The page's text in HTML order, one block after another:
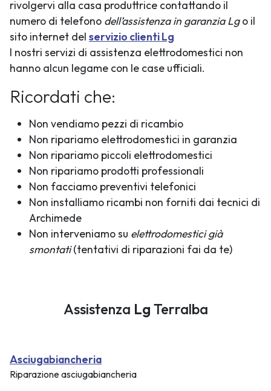
rivolgervi alla casa produttrice contattando il
numero di telefono dell’assistenza in garanzia Lgo il
sito internet del servizio clienti Lg
I nostri servizi di assistenza elettrodomestici non
hanno alcun legame con le case ufficiali.
Ricordati che:
Non vendiamo pezzi di ricambio
Non ripariamo elettrodomestici in garanzia
Non ripariamo piccoli elettrodomestici
Non ripariamo prodotti professionali
Non facciamo preventivi telefonici
Non installiamo ricambi non forniti dai tecnici di
Archimede
Non interveniamo su elettrodomestici già
smontati(tentativi di riparazioni fai da te)
Assistenza Lg Terralba
Asciugabiancheria
Riparazione asciugabiancheria